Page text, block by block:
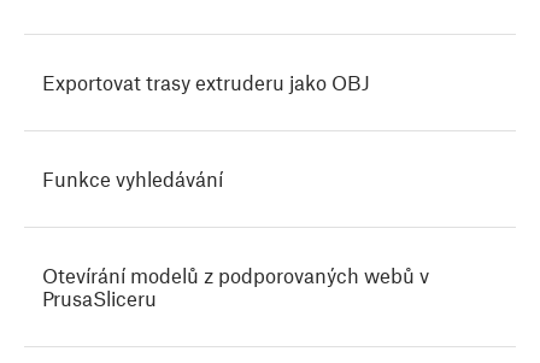
Exportovat trasy extruderu jako OBJ
Funkce vyhledávání
Otevírání modelů z podporovaných webů v
PrusaSliceru